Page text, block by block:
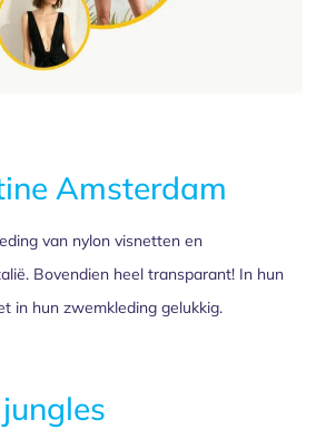
Amsterdam
van nylon visnetten en
Bovendien heel transparant! In hun
in hun zwemkleding gelukkig.